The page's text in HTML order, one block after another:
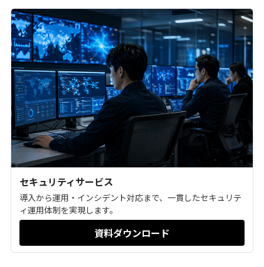
セキュリティサービス
導入から運用・インシデント対応まで、一貫したセキュリテ
ィ運用体制を実現します。
資料ダウンロード